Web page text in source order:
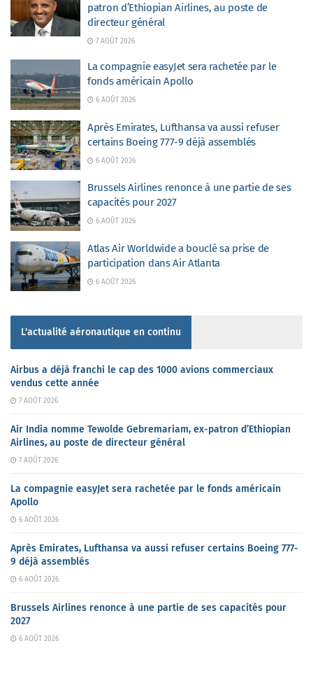
patron d’Ethiopian Airlines, au poste de
directeur général
7 AOÛT 2026
La compagnie easyJet sera rachetée par le
fonds américain Apollo
6 AOÛT 2026
Après Emirates, Lufthansa va aussi refuser
certains Boeing 777-9 déjà assemblés
6 AOÛT 2026
Brussels Airlines renonce à une partie de ses
capacités pour 2027
6 AOÛT 2026
Atlas Air Worldwide a bouclé sa prise de
participation dans Air Atlanta
6 AOÛT 2026
L'actualité aéronautique en continu
Airbus a déjà franchi le cap des 1000 avions commerciaux
vendus cette année
7 AOÛT 2026
Air India nomme Tewolde Gebremariam, ex-patron d’Ethiopian
Airlines, au poste de directeur général
7 AOÛT 2026
La compagnie easyJet sera rachetée par le fonds américain
Apollo
6 AOÛT 2026
Après Emirates, Lufthansa va aussi refuser certains Boeing 777-
9 déjà assemblés
6 AOÛT 2026
Brussels Airlines renonce à une partie de ses capacités pour
2027
6 AOÛT 2026